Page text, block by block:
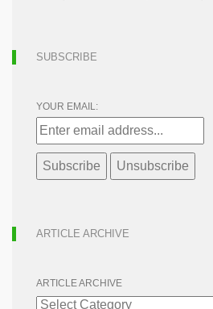
SUBSCRIBE
YOUR EMAIL:
ARTICLE ARCHIVE
ARTICLE ARCHIVE